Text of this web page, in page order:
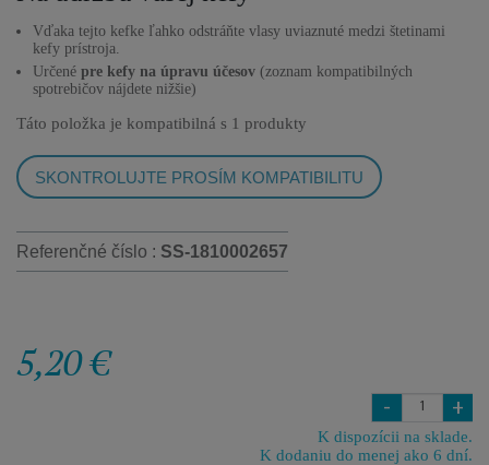
Vďaka tejto kefke ľahko odstráňte vlasy uviaznuté medzi štetinami
kefy prístroja.
Určené pre kefy na úpravu účesov (zoznam kompatibilných
spotrebičov nájdete nižšie)
Táto položka je kompatibilná s 1 produkty
SKONTROLUJTE PROSÍM KOMPATIBILITU
Referenčné číslo : SS-1810002657
5,20 €
- +
K dispozícii na sklade.
K dodaniu do menej ako 6 dní.